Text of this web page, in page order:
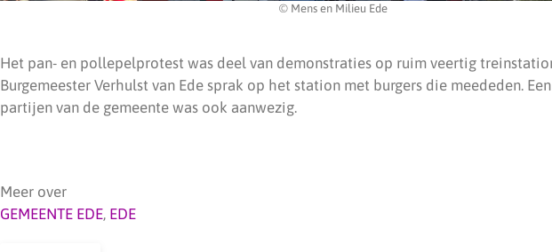
© Mens en Milieu Ede
Het pan- en pollepelprotest was deel van demonstraties op ruim veertig
Burgemeester Verhulst van Ede sprak op het station met burgers die meededen.
partijen van de gemeente was ook aanwezig.
Meer over
GEMEENTE EDE, EDE